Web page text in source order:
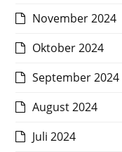
November 2024
Oktober 2024
September 2024
August 2024
Juli 2024